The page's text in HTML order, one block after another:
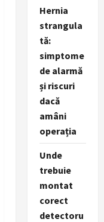
Hernia
strangula
tă:
simptome
de alarmă
și riscuri
dacă
amâni
operația
Unde
trebuie
montat
corect
detectoru